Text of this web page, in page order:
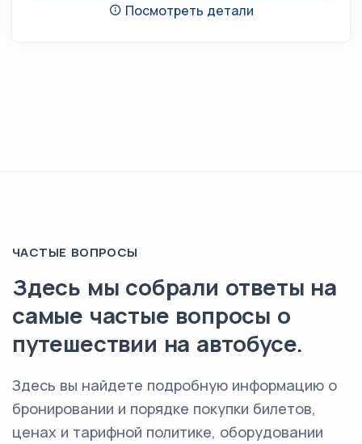
Посмотреть детали
ЧАСТЫЕ ВОПРОСЫ
Здесь мы собрали ответы на
самые частые вопросы о
путешествии на автобусе.
Здесь вы найдете подробную информацию о
бронировании и порядке покупки билетов,
ценах и тарифной политике, оборудовании